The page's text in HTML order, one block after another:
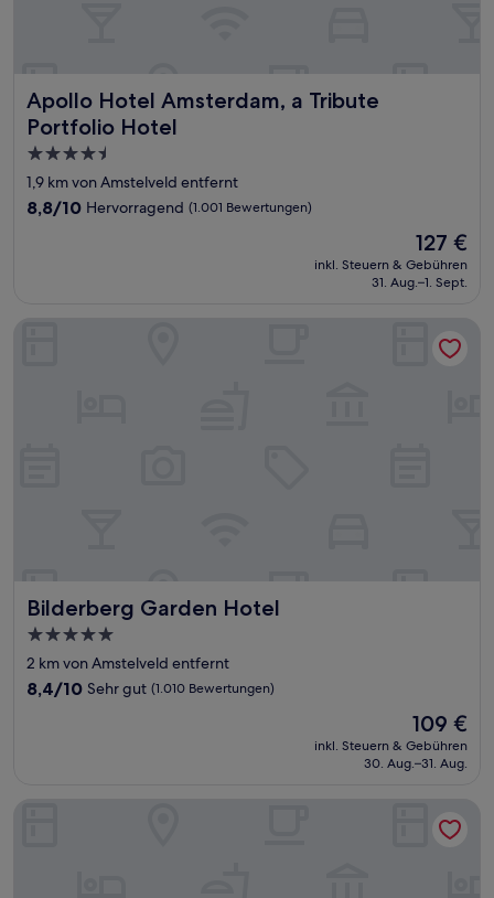
Apollo Hotel Amsterdam, a Tribute
Portfolio Hotel
Apollo Hotel Amsterdam, a Tribute Portfolio Hotel
4.5-
Sterne-
Unterkunft
1,9 km von Amstelveld entfernt
8.8
8,8/10 Hervorragend (1.001 Bewertungen)
Der
Preis
beträgt
127 €
inkl. Steuern & Gebühren
31. Aug.–1. Sept.
Bilderberg Garden Hotel
Bilderberg Garden Hotel
5.0-
Sterne-
Unterkunft
2 km von Amstelveld entfernt
8.4
Bewertungen)
8,4/10 Sehr gut (1.010 Bewertungen)
Der
Preis
beträgt
109 €
inkl. Steuern & Gebühren
30. Aug.–31. Aug.
NH City Centre Amsterdam